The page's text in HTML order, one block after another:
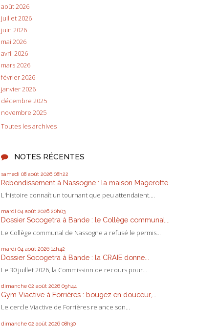
août 2026
juillet 2026
juin 2026
mai 2026
avril 2026
mars 2026
février 2026
janvier 2026
décembre 2025
novembre 2025
Toutes les archives
NOTES RÉCENTES
samedi 08 août 2026 08h22
Rebondissement à Nassogne : la maison Magerotte...
L'histoire connaît un tournant que peu attendaient....
mardi 04 août 2026 20h03
Dossier Socogetra à Bande : le Collège communal...
Le Collège communal de Nassogne a refusé le permis...
mardi 04 août 2026 14h42
Dossier Socogetra à Bande : la CRAIE donne...
Le 30 juillet 2026, la Commission de recours pour...
dimanche 02 août 2026 09h44
Gym Viactive à Forrières : bougez en douceur,...
Le cercle Viactive de Forrières relance son...
dimanche 02 août 2026 08h30